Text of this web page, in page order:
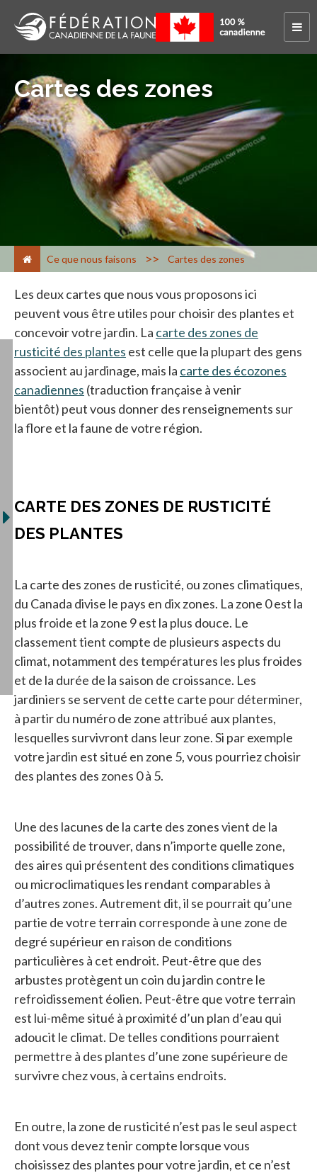
Cartes des zones
Ce que nous faisons > Cartes des zones
Les deux cartes que nous vous proposons ici
peuvent vous être utiles pour choisir des plantes et
concevoir votre jardin. La carte des zones de
rusticité des plantes s’ouvre dans un nouvel onglet
est celle que la plupart des gens
associent au jardinage, mais la carte des écozones
canadiennes (traduction française à venir
bientôt) peut vous donner des renseignements sur
la flore et la faune de votre région.
CARTE DES ZONES DE RUSTICITÉ
DES PLANTES
La carte des zones de rusticité, ou zones climatiques,
du Canada divise le pays en dix zones. La zone 0 est la
plus froide et la zone 9 est la plus douce. Le
classement tient compte de plusieurs aspects du
climat, notamment des températures les plus froides
et de la durée de la saison de croissance. Les
jardiniers se servent de cette carte pour déterminer,
à partir du numéro de zone attribué aux plantes,
lesquelles survivront dans leur zone. Si par exemple
votre jardin est situé en zone 5, vous pourriez choisir
des plantes des zones 0 à 5.
Une des lacunes de la carte des zones vient de la
possibilité de trouver, dans n’importe quelle zone,
des aires qui présentent des conditions climatiques
ou microclimatiques les rendant comparables à
d’autres zones. Autrement dit, il se pourrait qu’une
partie de votre terrain corresponde à une zone de
degré supérieur en raison de conditions
particulières à cet endroit. Peut-être que des
arbustes protègent un coin du jardin contre le
refroidissement éolien. Peut-être que votre terrain
est lui-même situé à proximité d’un plan d’eau qui
adoucit le climat. De telles conditions pourraient
permettre à des plantes d’une zone supérieure de
survivre chez vous, à certains endroits.
En outre, la zone de rusticité n’est pas le seul aspect
dont vous devez tenir compte lorsque vous
choisissez des plantes pour votre jardin, et ce n’est